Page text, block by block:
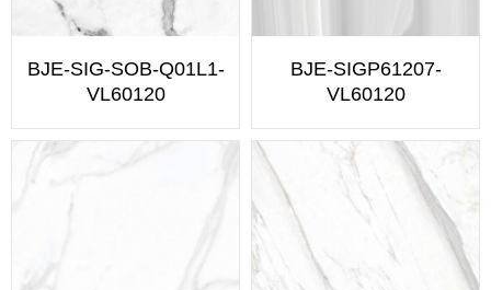
BJE-SIG-SOB-Q01L1-
VL60120
BJE-SIGP61207-
VL60120